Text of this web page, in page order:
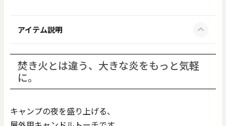
アイテム説明
焚き火とは違う、大きな炎をもっと気軽
に。
キャンプの夜を盛り上げる、